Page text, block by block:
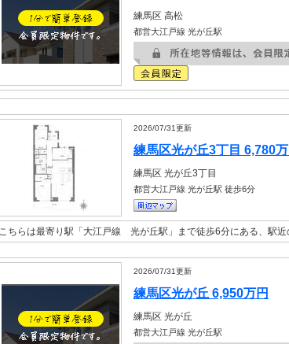
練馬区 高松
都営大江戸線 光が丘駅
2026/07/31更新
練馬区光が丘3丁目 6,780万
練馬区 光が丘3丁目
都営大江戸線 光が丘駅 徒歩6分
こちらは最寄り駅「大江戸線 光が丘駅」まで徒歩6分にある、
2026/07/31更新
練馬区光が丘 6,950万円
練馬区 光が丘
都営大江戸線 光が丘駅